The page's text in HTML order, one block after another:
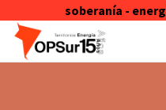
soberanía -
Skip to content